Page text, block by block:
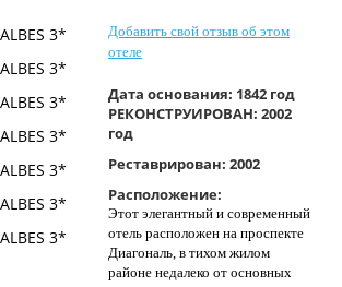
Добавить свой отзыв об этом
отеле
Дата основания: 1842 год
РЕКОНСТРУИРОВАН: 2002
год
Реставрирован: 2002
Расположение:
Этот элегантный и современный
отель расположен на проспекте
Диагональ, в тихом жилом
районе недалеко от основных